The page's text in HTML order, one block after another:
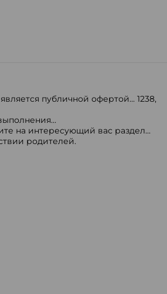
публичной офертой... 1238,
на интересующий вас раздел...
родителей.